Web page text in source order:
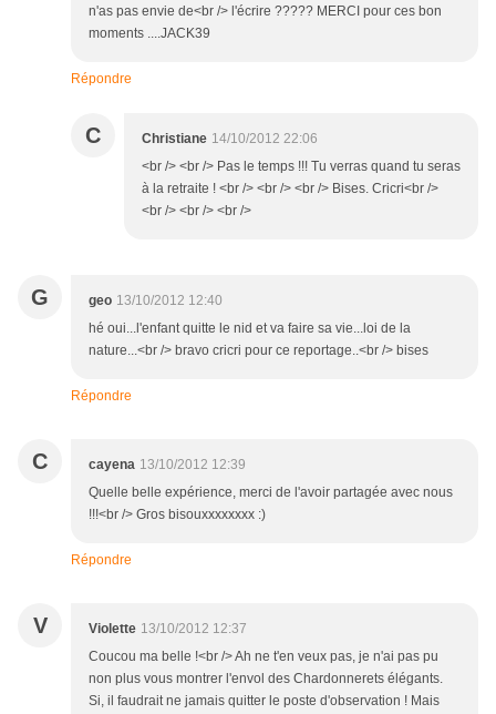
n'as pas envie de<br /> l'écrire ????? MERCI pour ces bon
moments ....JACK39
Répondre
C Christiane 14/10/2012 22:06
<br /> <br /> Pas le temps !!! Tu verras quand tu seras
à la retraite ! <br /> <br /> <br /> Bises. Cricri<br />
<br /> <br /> <br />
G geo 13/10/2012 12:40
hé oui...l'enfant quitte le nid et va faire sa vie...loi de la
nature...<br /> bravo cricri pour ce reportage..<br /> bises
Répondre
C cayena 13/10/2012 12:39
Quelle belle expérience, merci de l'avoir partagée avec nous
!!!<br /> Gros bisouxxxxxxxx :)
Répondre
V Violette 13/10/2012 12:37
Coucou ma belle !<br /> Ah ne t'en veux pas, je n'ai pas pu
non plus vous montrer l'envol des Chardonnerets élégants.
Si, il faudrait ne jamais quitter le poste d'observation ! Mais